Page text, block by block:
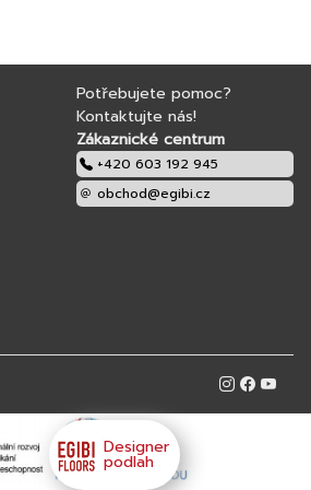
Potřebujete pomoc?
Kontaktujte nás!
Zákaznické centrum
+420 603 192 945
obchod@egibi.cz
Designer
podlah